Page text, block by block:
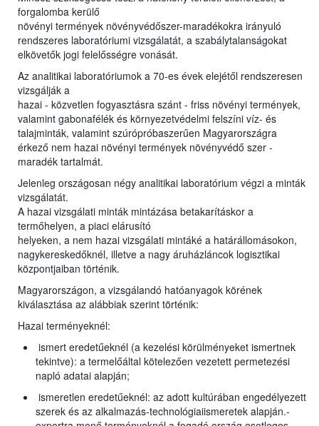
forgalomba kerülő
növényi termények növényvédőszer-maradékokra irányuló
rendszeres laboratóriumi vizsgálatát, a szabálytalanságokat
elkövetők jogi felelősségre vonását.
Az analitikai laboratóriumok a 70-es évek elejétől rendszeresen
vizsgálják a
hazai - közvetlen fogyasztásra szánt - friss növényi termények,
valamint gabonafélék és környezetvédelmi felszíni víz- és
talajminták, valamint szúrópróbaszerűen Magyarországra
érkező nem hazai növényi termények növényvédő szer -
maradék tartalmát.
Jelenleg országosan négy analitikai laboratórium végzi a minták
vizsgálatát.
A hazai vizsgálati minták mintázása betakarításkor a
termőhelyen, a piaci elárusító
helyeken, a nem hazai vizsgálati mintáké a határállomásokon,
nagykereskedőknél, illetve a nagy áruházláncok logisztikai
központjaiban történik.
Magyarországon, a vizsgálandó hatóanyagok körének
kiválasztása az alábbiak szerint történik:
Hazai terményeknél:
ismert eredetűeknél (a kezelési körülményeket ismertnek
tekintve): a termelőáltal kötelezően vezetett permetezési
napló adatai alapján;
ismeretlen eredetűeknél: az adott kultúrában engedélyezett
szerek és az alkalmazás-technológiaiismeretek alapján.-